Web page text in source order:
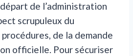
de l’administration
scrupuleux du
de la demande
officielle. Pour sécuriser